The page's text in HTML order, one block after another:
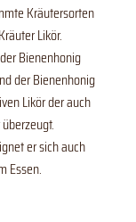
Kräutersorten
Likör.​
Bienenhonig
der Bienenhonig
Likör der auch
er sich auch
Essen.